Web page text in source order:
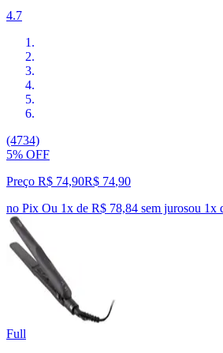
4.7
(4734)
5% OFF
Preço R$ 74,90R$ 74,90
no Pix Ou 1x de R$ 78,84 sem jurosou 1x
Full